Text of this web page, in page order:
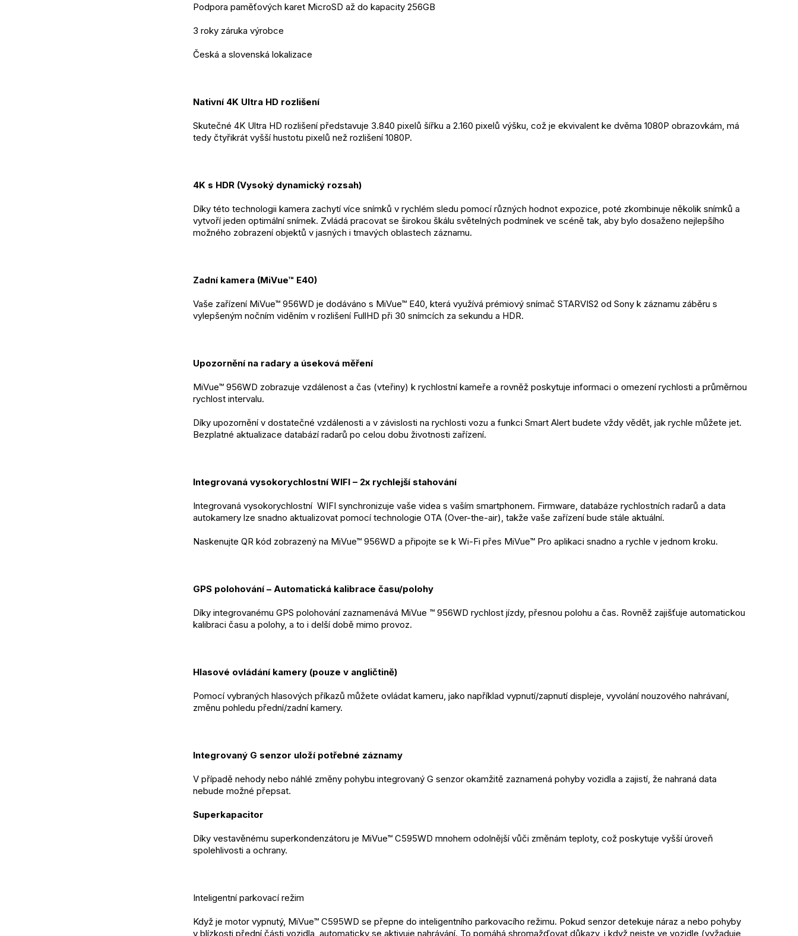
Podpora paměťových karet MicroSD až do kapacity 256GB
3 roky záruka výrobce
Česká a slovenská lokalizace
Nativní 4K Ultra HD rozlišení
Skutečné 4K Ultra HD rozlišení představuje 3.840 pixelů šířku a 2.160 pixelů výšku, což je ekvivalent ke dvěma 1080P obrazovkám, má
tedy čtyřikrát vyšší hustotu pixelů než rozlišení 1080P.
4K s HDR (Vysoký dynamický rozsah)
Díky této technologii kamera zachytí více snímků v rychlém sledu pomocí různých hodnot expozice, poté zkombinuje několik snímků a
vytvoří jeden optimální snímek. Zvládá pracovat se širokou škálu světelných podmínek ve scéně tak, aby bylo dosaženo nejlepšího
možného zobrazení objektů v jasných i tmavých oblastech záznamu.
Zadní kamera (MiVue™ E40)
Vaše zařízení MiVue™ 956WD je dodáváno s MiVue™ E40, která využívá prémiový snímač STARVIS2 od Sony k záznamu záběru s
vylepšeným nočním viděním v rozlišení FullHD při 30 snímcích za sekundu a HDR.
Upozornění na radary a úseková měření
MiVue™ 956WD zobrazuje vzdálenost a čas (vteřiny) k rychlostní kameře a rovněž poskytuje informaci o omezení rychlosti a průměrnou
rychlost intervalu.
Díky upozornění v dostatečné vzdálenosti a v závislosti na rychlosti vozu a funkci Smart Alert budete vždy vědět, jak rychle můžete jet.
Bezplatné aktualizace databází radarů po celou dobu životnosti zařízení.
Integrovaná vysokorychlostní WIFI – 2x rychlejší stahování
Integrovaná vysokorychlostní  WIFI synchronizuje vaše videa s vaším smartphonem. Firmware, databáze rychlostních radarů a data
autokamery lze snadno aktualizovat pomocí technologie OTA (Over-the-air), takže vaše zařízení bude stále aktuální.
Naskenujte QR kód zobrazený na MiVue™ 956WD a připojte se k Wi-Fi přes MiVue™ Pro aplikaci snadno a rychle v jednom kroku.
GPS polohování – Automatická kalibrace času/polohy
Díky integrovanému GPS polohování zaznamenává MiVue ™ 956WD rychlost jízdy, přesnou polohu a čas. Rovněž zajišťuje automatickou
kalibraci času a polohy, a to i delší době mimo provoz.
Hlasové ovládání kamery (pouze v angličtině)
Pomocí vybraných hlasových příkazů můžete ovládat kameru, jako například vypnutí/zapnutí displeje, vyvolání nouzového nahrávaní,
změnu pohledu přední/zadní kamery.
Integrovaný G senzor uloží potřebné záznamy
V případě nehody nebo náhlé změny pohybu integrovaný G senzor okamžitě zaznamená pohyby vozidla a zajistí, že nahraná data
nebude možné přepsat.
Superkapacitor
Díky vestavěnému superkondenzátoru je MiVue™ C595WD mnohem odolnější vůči změnám teploty, což poskytuje vyšší úroveň
spolehlivosti a ochrany.
Inteligentní parkovací režim
Když je motor vypnutý, MiVue™ C595WD se přepne do inteligentního parkovacího režimu. Pokud senzor detekuje náraz a nebo pohyby
v blízkosti přední části vozidla, automaticky se aktivuje nahrávání. To pomáhá shromažďovat důkazy, i když nejste ve vozidle (vyžaduje